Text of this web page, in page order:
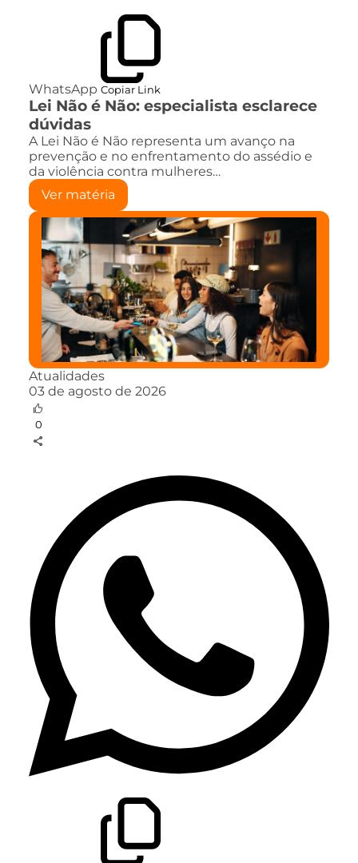
WhatsApp Copiar Link
Lei Não é Não: especialista esclarece
dúvidas
A Lei Não é Não representa um avanço na
prevenção e no enfrentamento do assédio e
da violência contra mulheres…
Ver matéria
Atualidades
03 de agosto de 2026
0